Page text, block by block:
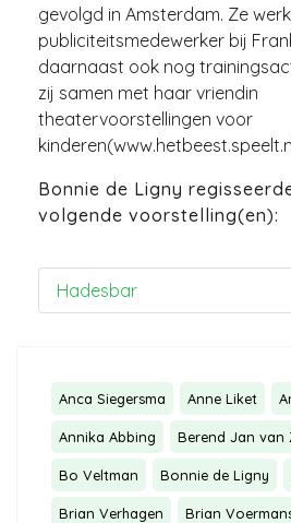
gevolgd in Amsterdam. Ze
publiciteitsmedewerker bij
daarnaast ook nog
zij samen met haar vriendin
theatervoorstellingen voor
Bonnie de Ligny
volgende voorstelling(en):
Hadesbar
Anca Siegersma Anne Liket
Annika Abbing Berend Jan van
Bo Veltman Bonnie de Ligny
Brian Verhagen Brian